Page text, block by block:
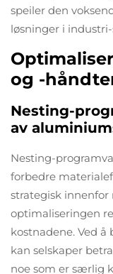
speiler den
løsninger i
og -
Nesting-
av
Nesting-
forbedre
strategisk
optimaliseringen
kostnadene. Ved
kan selskaper
noe som er særlig